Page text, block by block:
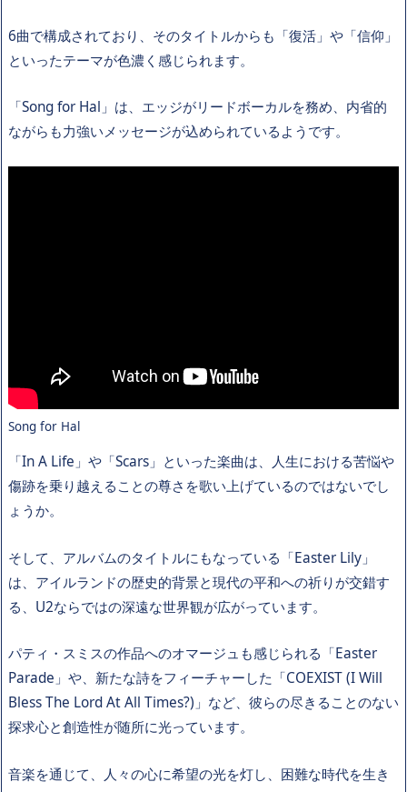
6曲で構成されており、そのタイトルからも「復活」や「信仰」
といったテーマが色濃く感じられます。
「Song for Hal」は、エッジがリードボーカルを務め、内省的
ながらも力強いメッセージが込められているようです。
Song for Hal
「In A Life」や「Scars」といった楽曲は、人生における苦悩や
傷跡を乗り越えることの尊さを歌い上げているのではないでし
ょうか。
そして、アルバムのタイトルにもなっている「Easter Lily」
は、アイルランドの歴史的背景と現代の平和への祈りが交錯す
る、U2ならではの深遠な世界観が広がっています。
パティ・スミスの作品へのオマージュも感じられる「Easter
Parade」や、新たな詩をフィーチャーした「COEXIST (I Will
Bless The Lord At All Times?)」など、彼らの尽きることのない
探求心と創造性が随所に光っています。
音楽を通じて、人々の心に希望の光を灯し、困難な時代を生き